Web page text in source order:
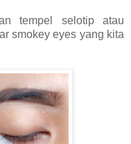
tempel selotip atau
smokey eyes yang kita